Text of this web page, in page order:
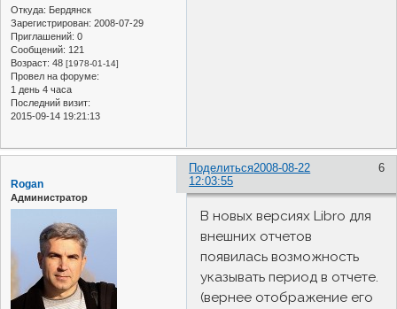
Откуда: Бердянск
Зарегистрирован: 2008-07-29
Приглашений: 0
Сообщений: 121
Возраст: 48 [1978-01-14]
Провел на форуме:
1 день 4 часа
Последний визит:
2015-09-14 19:21:13
Поделиться 6
2008-08-22
12:03:55
Rogan
Администратор
В новых версиях Libro для
внешних отчетов
появилась возможность
указывать период в отчете.
(вернее отображение его